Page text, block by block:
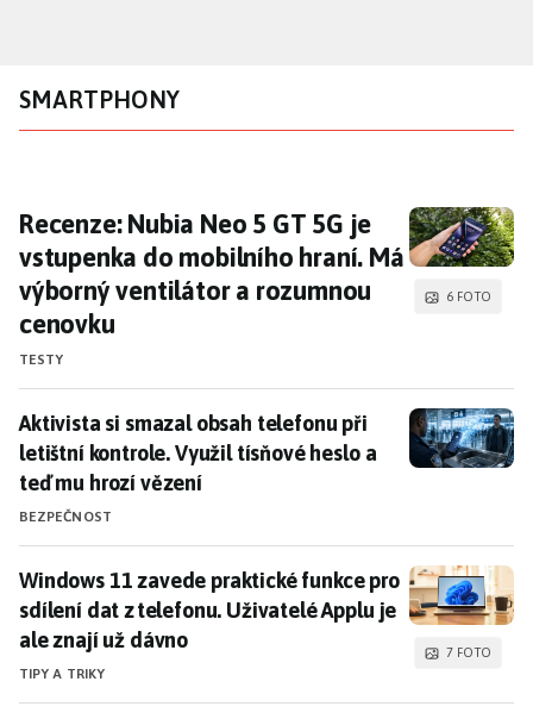
obsahu
SMARTPHONY
Recenze: Nubia Neo 5 GT 5G je
Recenze: Nubia Neo 5 GT 5G je
vstupenka do mobilního hraní. Má
výborný ventilátor a rozumnou
cenovku
TESTY
6 FOTO
Aktivista si smazal obsah telefonu při letištní
Aktivista si smazal obsah telefonu při
letištní kontrole. Využil tísňové heslo a
teď mu hrozí vězení
BEZPEČNOST
Windows 11 zavede praktické funkce pro sdílení dat
Windows 11 zavede praktické funkce pro
sdílení dat z telefonu. Uživatelé Applu je
ale znají už dávno
TIPY A TRIKY
7 FOTO